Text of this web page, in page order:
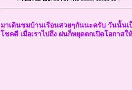
มาเดินชมบ้านเรือนสวยๆกันนะครับ วันนั้น
โชคดี เมื่อเราไปถึง ฝนก็หยุดตกเปิดโอกาส